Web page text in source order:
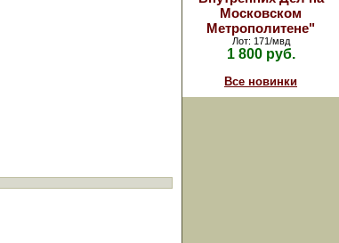
Московском
Метрополитене"
Лот: 171/мвд
1 800 руб.
Все новинки